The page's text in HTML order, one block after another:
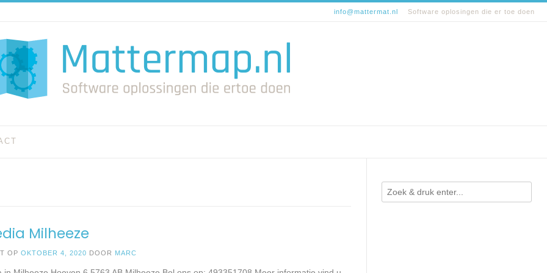
info@mattermat.nl Software oplosingen die er toe doen
Milheeze
OPOKTOBER 4, 2020 DOOR MARC